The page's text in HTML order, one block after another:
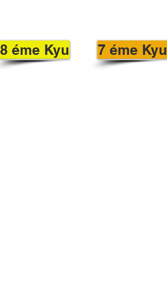
8 éme Kyu 7 éme Kyu